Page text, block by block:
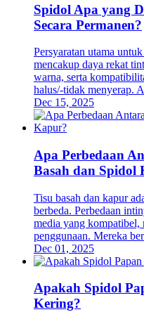
Spidol Apa yang
Secara Permanen?
Persyaratan utama
mencakup daya rekat
warna, serta
halus/-tidak menyerap.
Dec 15, 2025
Apa Perbedaan
Basah dan Spidol
Tisu basah dan kapur
berbeda. Perbedaan
media yang kompatibel,
penggunaan. Mereka
Dec 01, 2025
Apakah Spidol
Kering?